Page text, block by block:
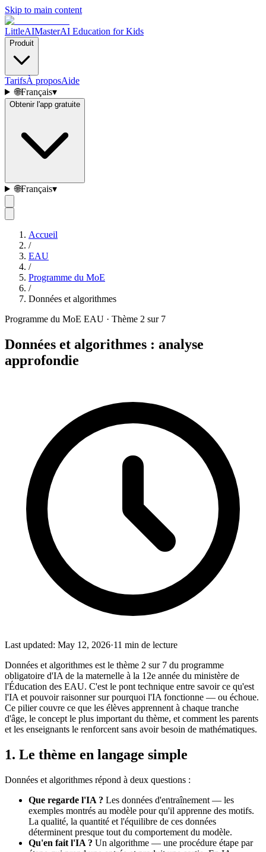
Skip to main content
LittleAIMasterAI Education for Kids
Produit
TarifsÀ proposAide
🌐Français▾
Obtenir l'app gratuite
🌐Français▾
Accueil
/
EAU
/
Programme du MoE
/
Données et algorithmes
Programme du MoE EAU · Thème 2 sur 7
Données et algorithmes : analyse
approfondie
Last updated: May 12, 2026·11 min de lecture
Données et algorithmes est le thème 2 sur 7 du programme
obligatoire d'IA de la maternelle à la 12e année du ministère de
l'Éducation des EAU. C'est le pont technique entre savoir ce qu'est
l'IA et pouvoir raisonner sur pourquoi l'IA fonctionne — ou échoue.
Ce pilier couvre ce que les élèves apprennent à chaque tranche
d'âge, le concept le plus important du thème, et comment les parents
et les enseignants le renforcent sans avoir besoin de mathématiques.
1. Le thème en langage simple
Données et algorithmes répond à deux questions :
Que regarde l'IA ? Les données d'entraînement — les
exemples montrés au modèle pour qu'il apprenne des motifs.
La qualité, la quantité et l'équilibre de ces données
déterminent presque tout du comportement du modèle.
Qu'en fait l'IA ? Un algorithme — une procédure étape par